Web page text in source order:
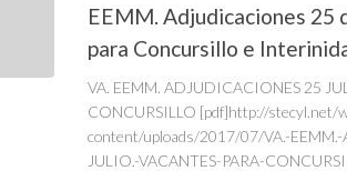
EEMM. Adjudicaciones 25
para Concursillo e
VA. EEMM. ADJUDICACIONES 25
CONCURSILLO [pdf]http://stecyl.net/
content/uploads/2017/07/VA.-
JULIO.-VACANTES-PARA-